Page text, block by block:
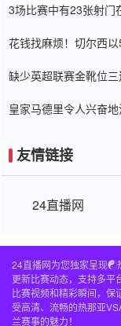
3场比赛中有23张射门
花钱找麻烦！切尔西
缺少英超联赛金靴位
皇家马德里令人兴奋
友情链接
24直播网
24直播网为您独家呈现☯️
更新比赛动态，支持多平
比赛视频和精彩瞬间，保
受高清、流畅的热那亚
兰赛事的魅力！